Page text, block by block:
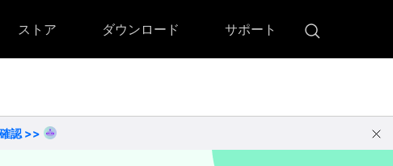
• DVD Memory for Windows
ストア ダウンロード サポート
認 >>